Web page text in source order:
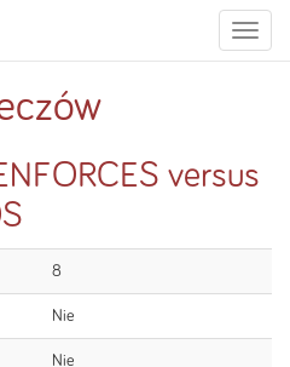
Toggle
versus
8
Nie
Nie